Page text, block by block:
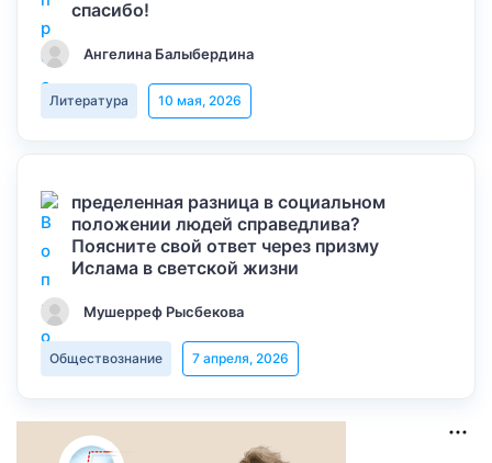
спасибо!
Ангелина Балыбердина
Литература 10 мая, 2026
пределенная разница в социальном
положении людей справедлива?
Поясните свой ответ через призму
Ислама в светской жизни
Мушерреф Рысбекова
Обществознание 7 апреля, 2026